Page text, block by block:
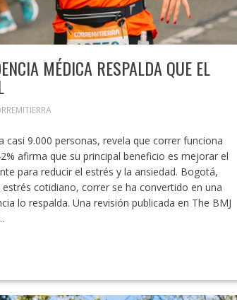
MÉDICA RESPALDA QUE EL
casi 9.000 personas, revela que correr funciona
afirma que su principal beneficio es mejorar el
para reducir el estrés y la ansiedad. Bogotá,
cotidiano, correr se ha convertido en una
lo respalda. Una revisión publicada en The BMJ